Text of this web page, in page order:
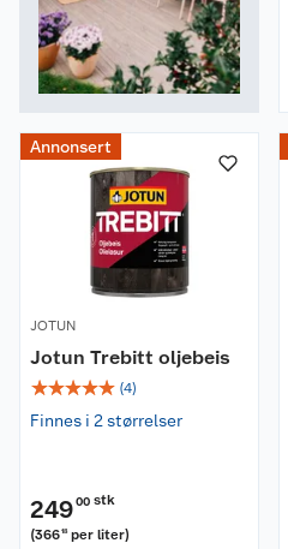
Annonsert
JOTUN
Jotun Trebitt oljebeis
☆☆☆☆☆ (4)
Finnes i 2 størrelser
24900 stk
(36618 per liter)